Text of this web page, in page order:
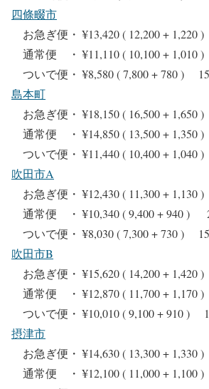
四條畷市
お急ぎ便・ ¥13,420 ( 12,200 +
通常便 ・ ¥11,110 ( 10,100 +
ついで便・ ¥8,580 ( 7,800 + 780 )
島本町
お急ぎ便・ ¥18,150 ( 16,500 +
通常便 ・ ¥14,850 ( 13,500 +
ついで便・ ¥11,440 ( 10,400 +
吹田市A
お急ぎ便・ ¥12,430 ( 11,300 +
通常便 ・ ¥10,340 ( 9,400 + 940 )
ついで便・ ¥8,030 ( 7,300 + 730 )
吹田市B
お急ぎ便・ ¥15,620 ( 14,200 +
通常便 ・ ¥12,870 ( 11,700 +
ついで便・ ¥10,010 ( 9,100 + 910 )
摂津市
お急ぎ便・ ¥14,630 ( 13,300 +
通常便 ・ ¥12,100 ( 11,000 +